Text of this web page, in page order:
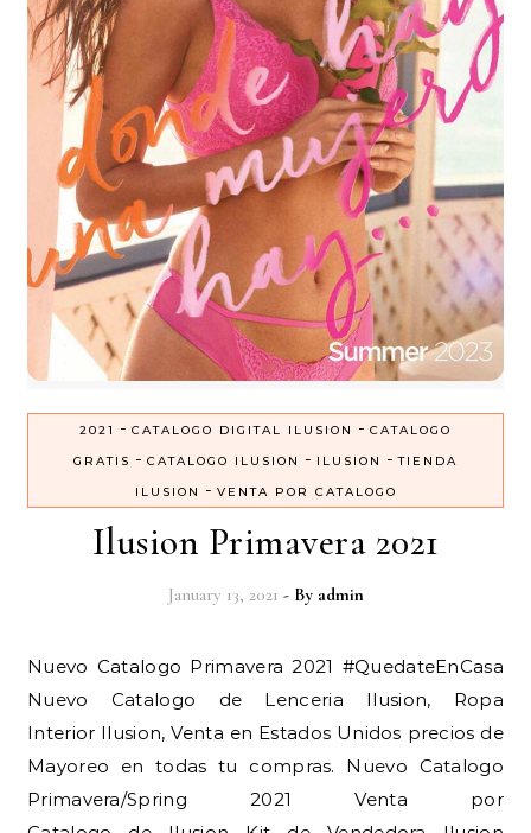
2021 - CATALOGO DIGITAL ILUSION - CATALOGO
GRATIS - CATALOGO ILUSION - ILUSION -TIENDA
ILUSION
- VENTA POR CATALOGO
Ilusion Primavera 2021
January 13, 2021 - By admin
Nuevo Catalogo Primavera 2021 #QuedateEnCasa
Nuevo Catalogo de Lenceria Ilusion, Ropa
Interior Ilusion, Venta en Estados Unidos precios de
Mayoreo en todas tu compras. Nuevo Catalogo
Primavera/Spring 2021 Venta por